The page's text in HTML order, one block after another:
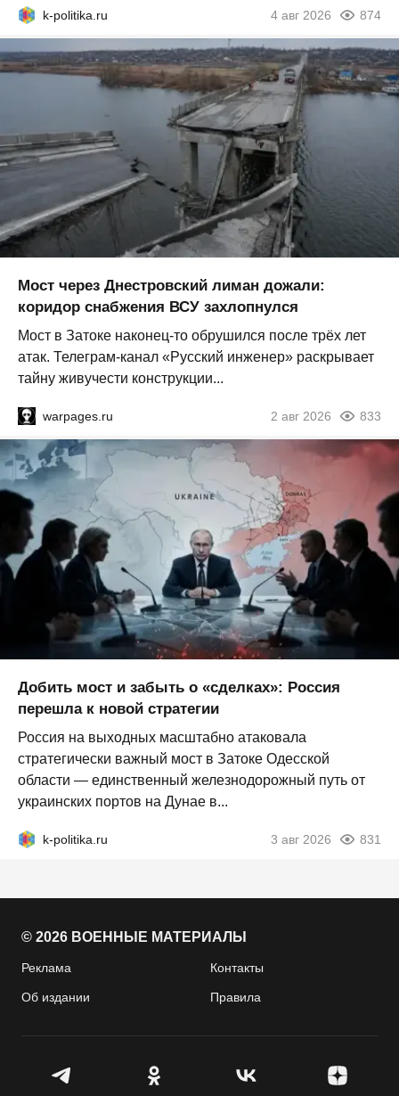
k-politika.ru 4 авг 2026 874
Мост через Днестровский лиман дожали:
коридор снабжения ВСУ захлопнулся
Мост в Затоке наконец-то обрушился после трёх лет
атак. Телеграм-канал «Русский инженер» раскрывает
тайну живучести конструкции...
warpages.ru 2 авг 2026 833
Добить мост и забыть о «сделках»: Россия
перешла к новой стратегии
Россия на выходных масштабно атаковала
стратегически важный мост в Затоке Одесской
области — единственный железнодорожный путь от
украинских портов на Дунае в...
k-politika.ru 3 авг 2026 831
© 2026 ВОЕННЫЕ МАТЕРИАЛЫ
Реклама Контакты
Об издании Правила